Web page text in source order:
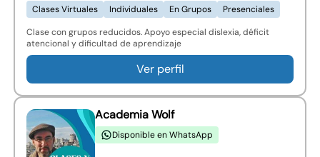
Clases Virtuales Individuales En Grupos
Presenciales
Clase con grupos reducidos. Apoyo especial dislexia, déficit
atencional y dificultad de aprendizaje
Ver perfil
Academia Wolf
Disponible en WhatsApp